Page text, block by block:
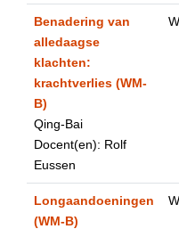
Benadering van
alledaagse
klachten:
krachtverlies (WM-
B)
Qing-Bai
Docent(en): Rolf
Eussen
Longaandoeningen
(WM-B)